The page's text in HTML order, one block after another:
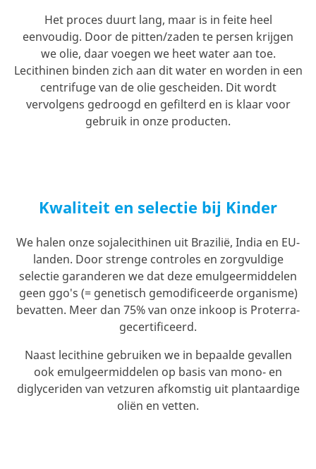
Het proces duurt lang, maar is in feite heel
eenvoudig. Door de pitten/zaden te persen krijgen
we olie, daar voegen we heet water aan toe.
Lecithinen binden zich aan dit water en worden in een
centrifuge van de olie gescheiden. Dit wordt
vervolgens gedroogd en gefilterd en is klaar voor
gebruik in onze producten.
Kwaliteit en selectie bij Kinder
We halen onze sojalecithinen uit Brazilië, India en EU-
landen. Door strenge controles en zorgvuldige
selectie garanderen we dat deze emulgeermiddelen
geen ggo's (= genetisch gemodificeerde organisme)
bevatten. Meer dan 75% van onze inkoop is Proterra-
gecertificeerd.
Naast lecithine gebruiken we in bepaalde gevallen
ook emulgeermiddelen op basis van mono- en
diglyceriden van vetzuren afkomstig uit plantaardige
oliën en vetten.